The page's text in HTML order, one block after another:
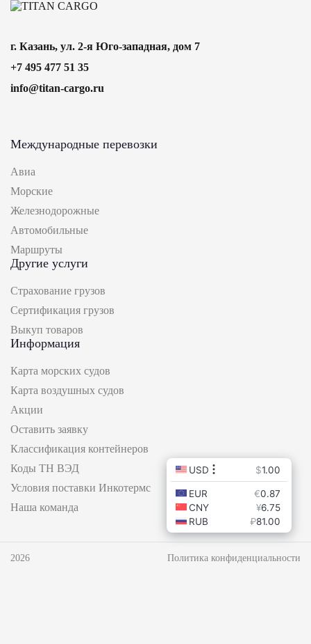
г. Казань, ул. 2-я Юго-западная, дом 7
+7 495 477 51 35
info@titan-cargo.ru
Международные перевозки
Авиа
Морские
Железнодорожные
Автомобильные
Маршруты
Другие услуги
Страхование грузов
Сертификация грузов
Выкуп товаров
Информация
Карта морских судов
Карта воздушных судов
Акции
Оставить заявку
Классификация контейнеров
Коды ТН ВЭД
Условия поставки Инкотермс
Наша команда
2026 Политика конфиденциальности